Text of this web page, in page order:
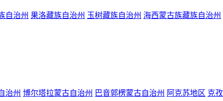
自治州 果洛藏族自治州 玉树藏族自治州 海西蒙古族藏族自治州
治州 博尔塔拉蒙古自治州 巴音郭楞蒙古自治州 阿克苏地区 克